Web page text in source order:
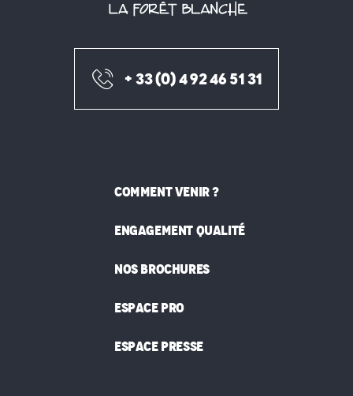
+ 33 (0) 4 92 46 51 31
COMMENT VENIR ?
ENGAGEMENT QUALITÉ
NOS BROCHURES
ESPACE PRO
ESPACE PRESSE